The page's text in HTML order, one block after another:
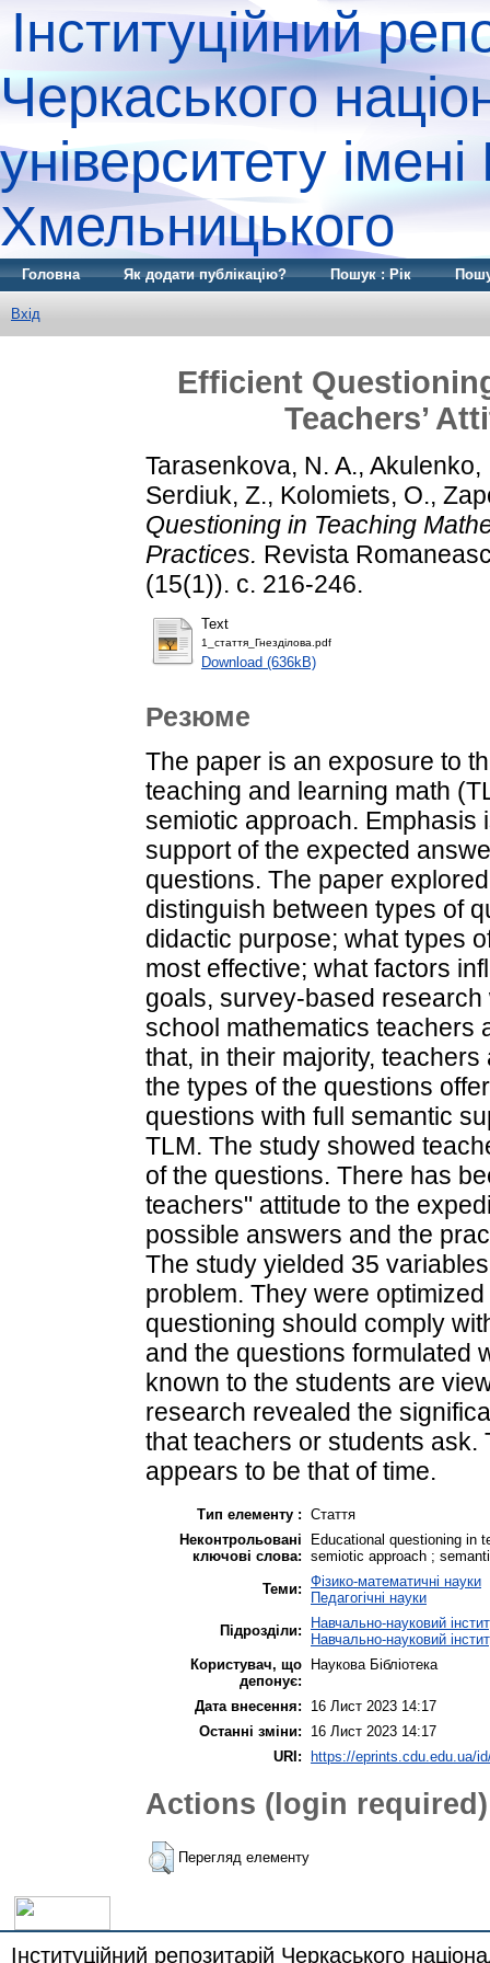
Інституційний
Черкаського
університету
Хмельницького
Головна Як додати публікацію? Пошук : Рік
Вхід
Efficient
Teachers’
Tarasenkova, N. A., Akulenko,
Serdiuk, Z., Kolomiets, O.,
Questioning in Teaching
Practices. Revista
(15(1)). с. 216-246.
Text
1_стаття_Гнезділова.pdf
Download (636kB)
Резюме
The paper is an exposure to
teaching and learning math
semiotic approach. Emphasis
support of the expected
questions. The paper
distinguish between types of
didactic purpose; what types
most effective; what factors
goals, survey-based
school mathematics teachers
that, in their majority,
the types of the questions
questions with full semantic
TLM. The study showed
of the questions. There has
teachers" attitude to the
possible answers and the
The study yielded 35
problem. They were
questioning should comply
and the questions formulated
known to the students are
research revealed the
that teachers or students
appears to be that of time.
Тип елементу : Стаття
Неконтрольовані
ключові слова:
Educational questioning in
semiotic approach ;
Теми: Фізико-математичні науки
Педагогічні науки
Підрозділи:
Навчально-науковий
Навчально-науковий
Користувач, що
депонує:
Наукова Бібліотека
Дата внесення:
16 Лист 2023 14:17
Останні зміни:
16 Лист 2023 14:17
URI: https://eprints.cdu.edu.ua/
Actions (login required)
Перегляд елементу
Інституційний репозитарій Черкаського